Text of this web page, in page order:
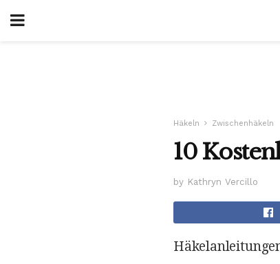
Häkeln Zwischenhäkeln
10
by Kathryn Vercillo